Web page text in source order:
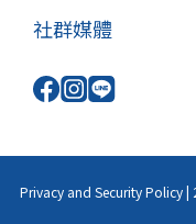
社群媒體
Privacy and Security Policy |